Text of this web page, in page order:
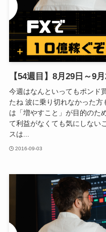
【54週目】8月29日～9
今週はなんといってもポンド
たね 波に乗り切れなかった
は「増やすこと」が目的のた
て利益がなくても気にしない
スは...
2016-09-03